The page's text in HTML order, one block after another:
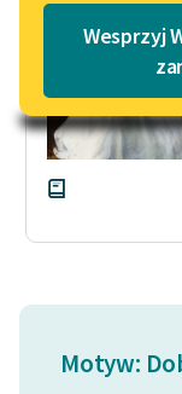
Lektury szkolne i
literatury do
uczennic i uczniów
E-kolekcja lektur
Feministyczne
Wesprzyj
Motyw: